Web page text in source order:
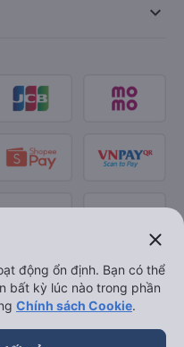
keyboard_arrow_down
close
động ổn định. Bạn có thể
bất kỳ lúc nào trong phần
Chính sách Cookie.